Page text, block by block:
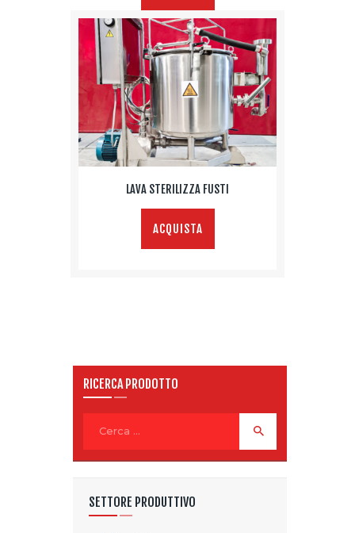
LAVA STERILIZZA FUSTI
ACQUISTA
RICERCA PRODOTTO
SETTORE PRODUTTIVO